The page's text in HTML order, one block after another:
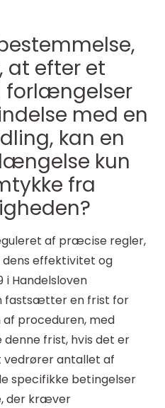
at efter et
forlængelser
med en
kan en
kun
fra
af præcise regler,
effektivitet og
i Handelsloven
fastsætter en frist for
proceduren, med
frist, hvis det er
vedrører antallet af
specifikke betingelser
der kræver